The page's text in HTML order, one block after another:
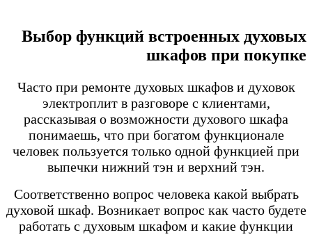
Выбор функций встроенных духовых
шкафов при покупке
Часто при ремонте духовых шкафов и духовок
электроплит в разговоре с клиентами,
рассказывая о возможности духового шкафа
понимаешь, что при богатом функционале
человек пользуется только одной функцией при
выпечки нижний тэн и верхний тэн.
Соответственно вопрос человека какой выбрать
духовой шкаф. Возникает вопрос как часто будете
работать с духовым шкафом и какие функции